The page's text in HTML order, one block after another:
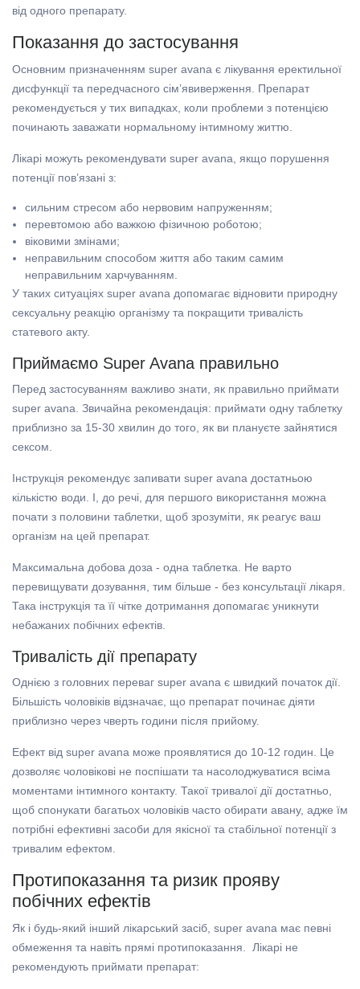
від одного препарату.
Показання до застосування
Основним призначенням super avana є лікування еректильної
дисфункції та передчасного сім’явиверження. Препарат
рекомендується у тих випадках, коли проблеми з потенцією
починають заважати нормальному інтимному життю.
Лікарі можуть рекомендувати super avana, якщо порушення
потенції пов’язані з:
сильним стресом або нервовим напруженням;
перевтомою або важкою фізичною роботою;
віковими змінами;
неправильним способом життя або таким самим
неправильним харчуванням.
У таких ситуаціях super avana допомагає відновити природну
сексуальну реакцію організму та покращити тривалість
статевого акту.
Приймаємо Super Avana правильно
Перед застосуванням важливо знати, як правильно приймати
super avana. Звичайна рекомендація: приймати одну таблетку
приблизно за 15-30 хвилин до того, як ви плануєте зайнятися
сексом.
Інструкція рекомендує запивати super avana достатньою
кількістю води. І, до речі, для першого використання можна
почати з половини таблетки, щоб зрозуміти, як реагує ваш
організм на цей препарат.
Максимальна добова доза - одна таблетка. Не варто
перевищувати дозування, тим більше - без консультації лікаря.
Така інструкція та її чітке дотримання допомагає уникнути
небажаних побічних ефектів.
Тривалість дії препарату
Однією з головних переваг super avana є швидкий початок дії.
Більшість чоловіків відзначає, що препарат починає діяти
приблизно через чверть години після прийому.
Ефект від super avana може проявлятися до 10-12 годин. Це
дозволяє чоловікові не поспішати та насолоджуватися всіма
моментами інтимного контакту. Такої тривалої дії достатньо,
щоб спонукати багатьох чоловіків часто обирати авану, адже їм
потрібні ефективні засоби для якісної та стабільної потенції з
тривалим ефектом.
Протипоказання та ризик прояву
побічних ефектів
Як і будь-який інший лікарський засіб, super avana має певні
обмеження та навіть прямі протипоказання. Лікарі не
рекомендують приймати препарат: